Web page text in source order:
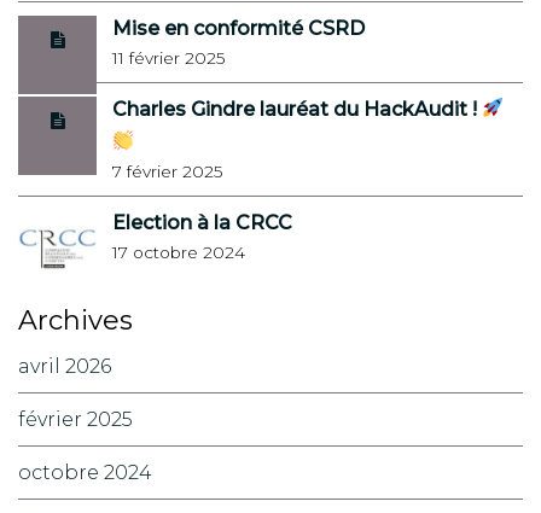
Mise en conformité CSRD
11 février 2025
Charles Gindre lauréat du HackAudit !
7 février 2025
Election à la CRCC
17 octobre 2024
Archives
avril 2026
février 2025
octobre 2024